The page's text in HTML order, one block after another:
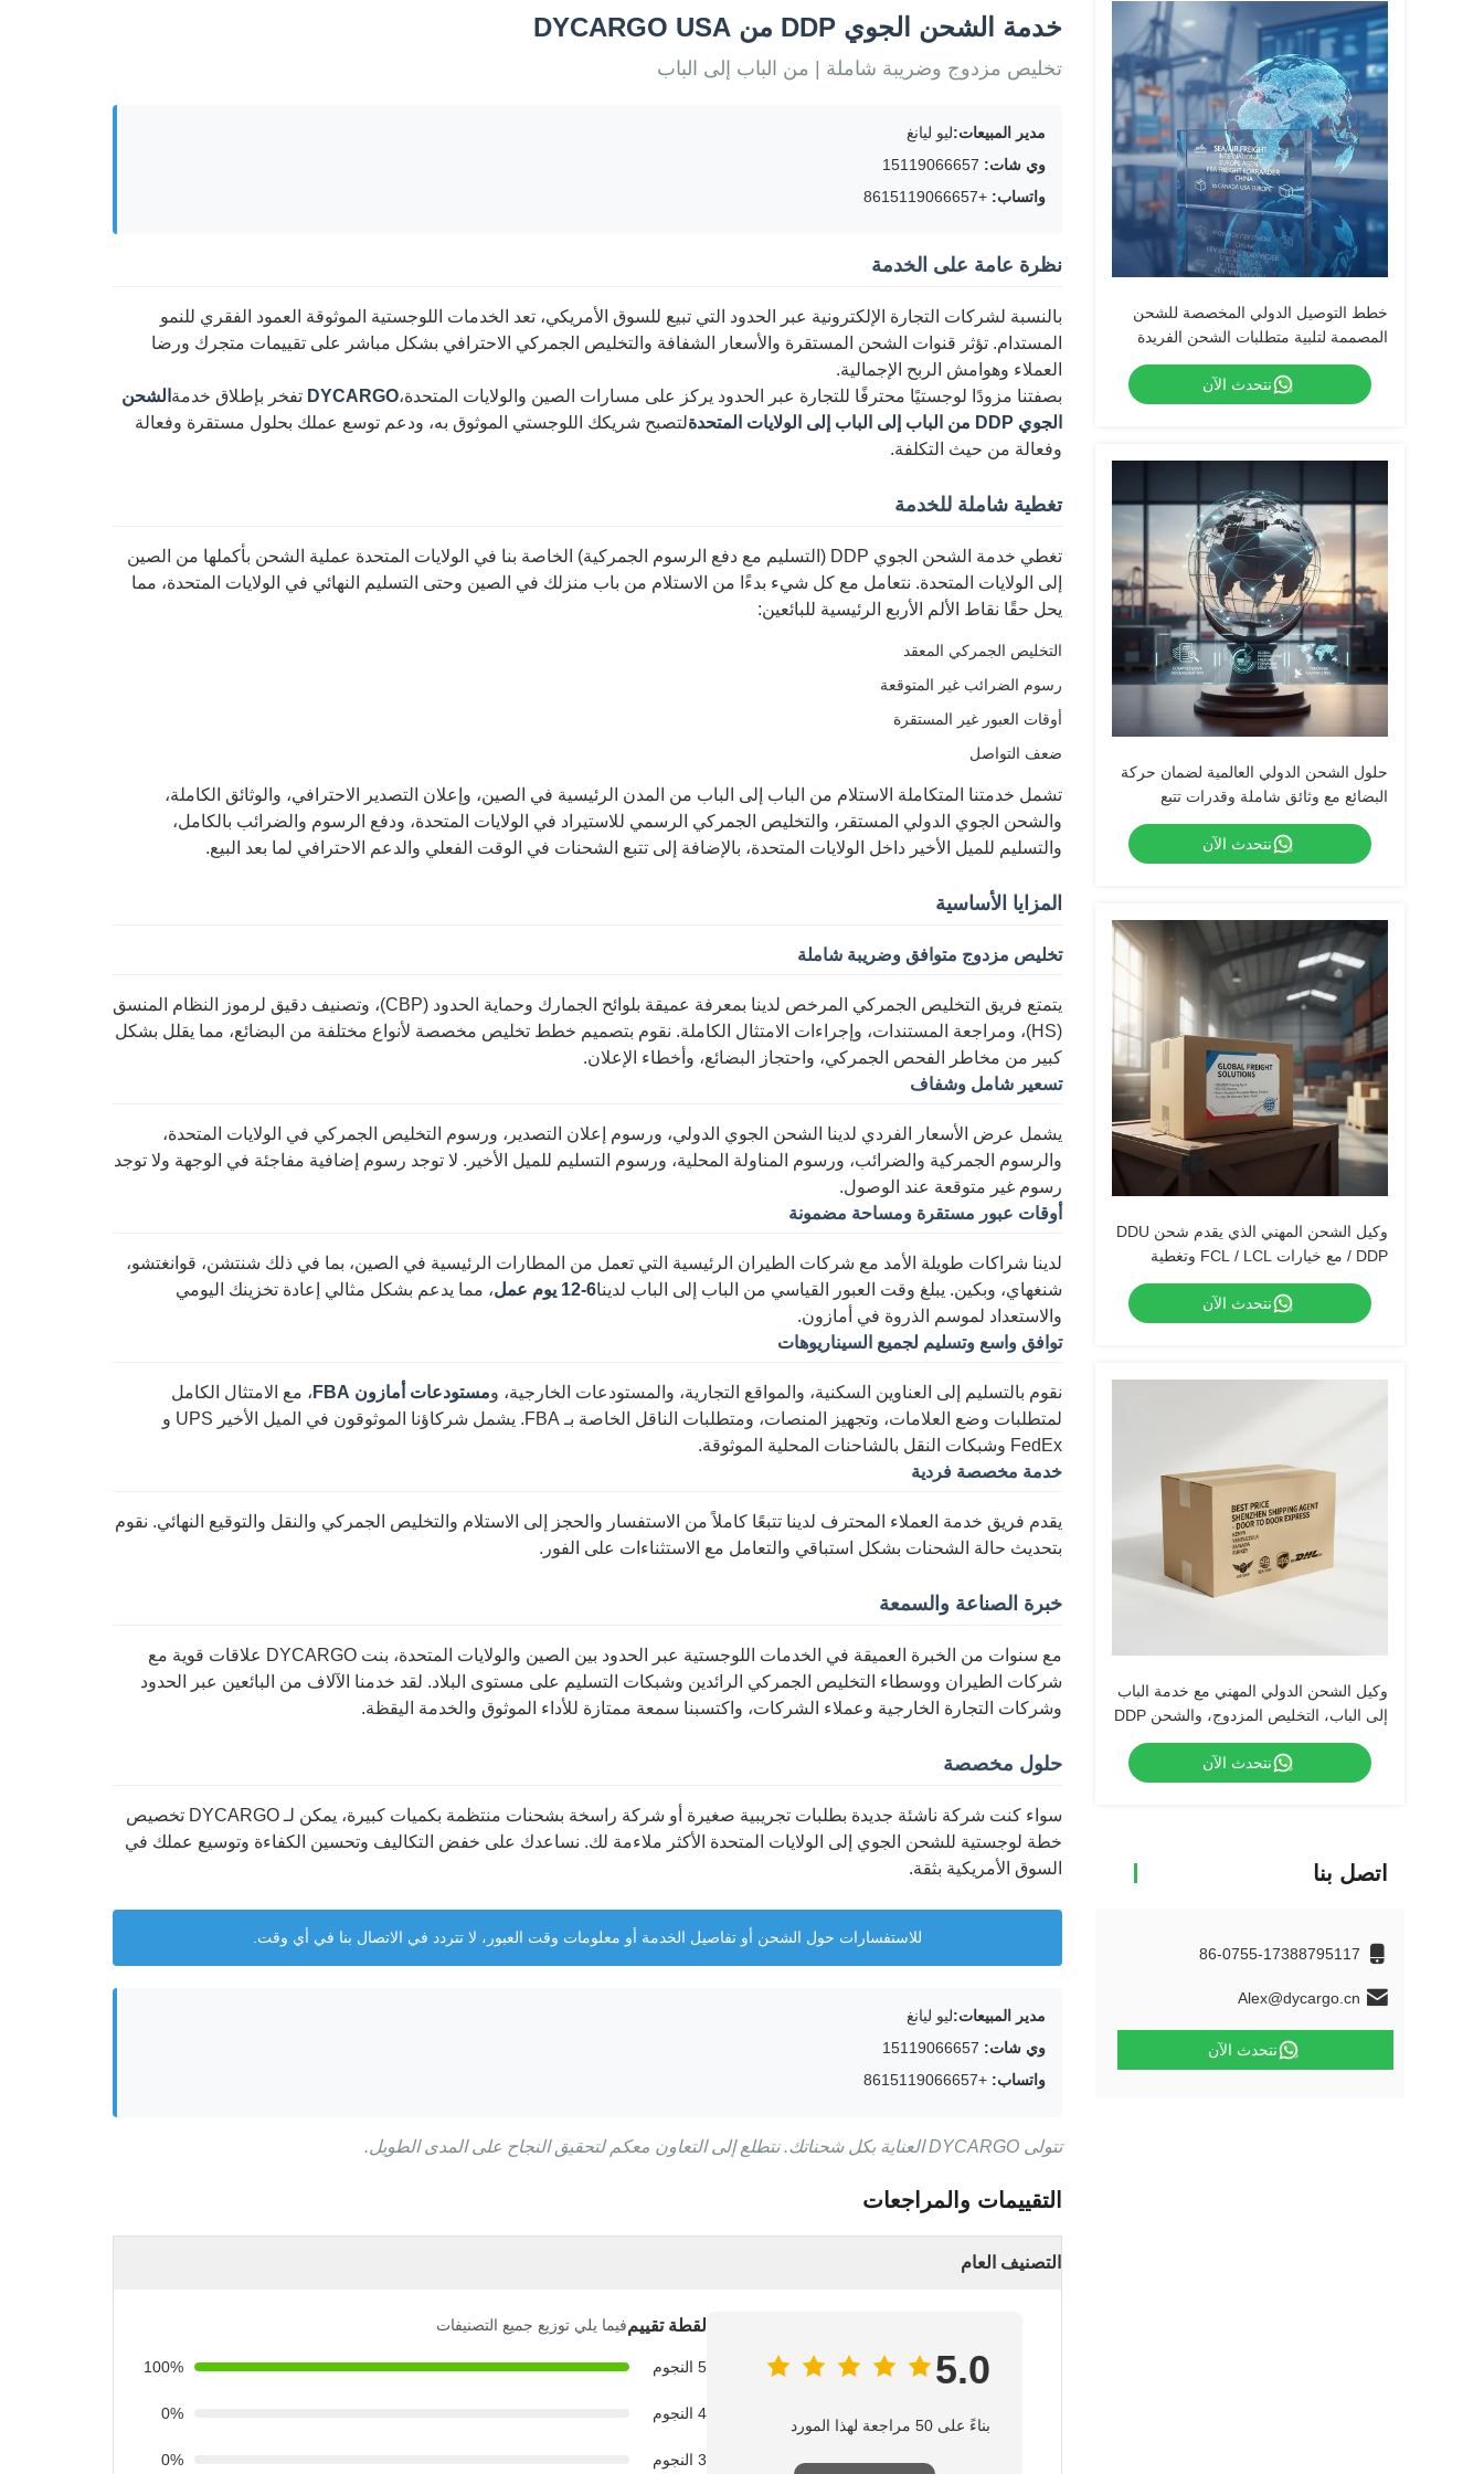
خطط التوصيل الدولي المخصصة للشحن
المصممة لتلبية متطلبات الشحن الفريدة
وتحسين تكاليف الشحن بفعالية
نتحدث الآن
حلول الشحن الدولي العالمية لضمان حركة
البضائع مع وثائق شاملة وقدرات تتبع
نتحدث الآن
وكيل الشحن المهني الذي يقدم شحن DDU
/ DDP مع خيارات FCL / LCL وتغطية
الخدمة العالمية
نتحدث الآن
وكيل الشحن الدولي المهني مع خدمة الباب
إلى الباب، التخليص المزدوج، والشحن DDP
مع الضرائب
نتحدث الآن
اتصل بنا
86-0755-17388795117
Alex@dycargo.cn
نتحدث الآن
خدمة الشحن الجوي DDP من DYCARGO USA
تخليص مزدوج وضريبة شاملة | من الباب إلى الباب
مدير المبيعات:ليو ليانغ
وي شات:
واتساب: +8615119066657
نظرة عامة على الخدمة
بالنسبة لشركات التجارة الإلكترونية عبر الحدود التي تبيع للسوق الأمريكي، تعد الخدمات اللوجستية الموثوقة العمود الفقري للنمو
المستدام. تؤثر قنوات الشحن المستقرة والأسعار الشفافة والتخليص الجمركي الاحترافي بشكل مباشر على تقييمات متجرك ورضا
العملاء وهوامش الربح الإجمالية.
بصفتنا مزودًا لوجستيًا محترفًا للتجارة عبر الحدود يركز على مسارات الصين والولايات المتحدة،DYCARGO تفخر بإطلاق خدمة الشحن
الجوي DDP من الباب إلى الباب إلى الولايات المتحدة
لتصبح شريكك اللوجستي الموثوق به، ودعم توسع عملك بحلول مستقرة وفعالة
وفعالة من حيث التكلفة.
تغطية شاملة للخدمة
تغطي خدمة الشحن الجوي DDP (التسليم مع دفع الرسوم الجمركية) الخاصة بنا في الولايات المتحدة عملية الشحن بأكملها من الصين
إلى الولايات المتحدة. نتعامل مع كل شيء بدءًا من الاستلام من باب منزلك في الصين وحتى التسليم النهائي في الولايات المتحدة، مما
يحل حقًا نقاط الألم الأربع الرئيسية للبائعين:
التخليص الجمركي المعقد
رسوم الضرائب غير المتوقعة
أوقات العبور غير المستقرة
ضعف التواصل
تشمل خدمتنا المتكاملة الاستلام من الباب إلى الباب من المدن الرئيسية في الصين، وإعلان التصدير الاحترافي، والوثائق الكاملة،
والشحن الجوي الدولي المستقر، والتخليص الجمركي الرسمي للاستيراد في الولايات المتحدة، ودفع الرسوم والضرائب بالكامل،
والتسليم للميل الأخير داخل الولايات المتحدة، بالإضافة إلى تتبع الشحنات في الوقت الفعلي والدعم الاحترافي لما بعد البيع.
المزايا الأساسية
تخليص مزدوج متوافق وضريبة شاملة
يتمتع فريق التخليص الجمركي المرخص لدينا بمعرفة عميقة بلوائح الجمارك وحماية الحدود (CBP)، وتصنيف دقيق لرموز النظام المنسق
(HS)، ومراجعة المستندات، وإجراءات الامتثال الكاملة. نقوم بتصميم خطط تخليص مخصصة لأنواع مختلفة من البضائع، مما يقلل بشكل
كبير من مخاطر الفحص الجمركي، واحتجاز البضائع، وأخطاء الإعلان.
تسعير شامل وشفاف
يشمل عرض الأسعار الفردي لدينا الشحن الجوي الدولي، ورسوم إعلان التصدير، ورسوم التخليص الجمركي في الولايات المتحدة،
والرسوم الجمركية والضرائب، ورسوم المناولة المحلية، ورسوم التسليم للميل الأخير. لا توجد رسوم إضافية مفاجئة في الوجهة ولا توجد
رسوم غير متوقعة عند الوصول.
أوقات عبور مستقرة ومساحة مضمونة
لدينا شراكات طويلة الأمد مع شركات الطيران الرئيسية التي تعمل من المطارات الرئيسية في الصين، بما في ذلك شنتشن، قوانغتشو،
شنغهاي، وبكين. يبلغ وقت العبور القياسي من الباب إلى الباب لدينا6-12 يوم عمل
، مما يدعم بشكل مثالي إعادة تخزينك اليومي
والاستعداد لموسم الذروة في أمازون.
توافق واسع وتسليم لجميع السيناريوهات
نقوم بالتسليم إلى العناوين السكنية، والمواقع التجارية، والمستودعات الخارجية، ومستودعات أمازون FBA
، مع الامتثال الكامل
لمتطلبات وضع العلامات، وتجهيز المنصات، ومتطلبات الناقل الخاصة بـ FBA. يشمل شركاؤنا الموثوقون في الميل الأخير UPS و
FedEx وشبكات النقل بالشاحنات المحلية الموثوقة.
خدمة مخصصة فردية
يقدم فريق خدمة العملاء المحترف لدينا تتبعًا كاملاً من الاستفسار والحجز إلى الاستلام والتخليص الجمركي والنقل والتوقيع النهائي. نقوم
بتحديث حالة الشحنات بشكل استباقي والتعامل مع الاستثناءات على الفور.
خبرة الصناعة والسمعة
مع سنوات من الخبرة العميقة في الخدمات اللوجستية عبر الحدود بين الصين والولايات المتحدة، بنت DYCARGO علاقات قوية مع
شركات الطيران ووسطاء التخليص الجمركي الرائدين وشبكات التسليم على مستوى البلاد. لقد خدمنا الآلاف من البائعين عبر الحدود
وشركات التجارة الخارجية وعملاء الشركات، واكتسبنا سمعة ممتازة للأداء الموثوق والخدمة اليقظة.
حلول مخصصة
سواء كنت شركة ناشئة جديدة بطلبات تجريبية صغيرة أو شركة راسخة بشحنات منتظمة بكميات كبيرة، يمكن لـ DYCARGO تخصيص
خطة لوجستية للشحن الجوي إلى الولايات المتحدة الأكثر ملاءمة لك. نساعدك على خفض التكاليف وتحسين الكفاءة وتوسيع عملك في
السوق الأمريكية بثقة.
للاستفسارات حول الشحن أو تفاصيل الخدمة أو معلومات وقت العبور، لا تتردد في الاتصال بنا في أي وقت.
مدير المبيعات:ليو ليانغ
وي شات:
واتساب: +8615119066657
تتولى DYCARGO العناية بكل شحناتك. نتطلع إلى التعاون معكم لتحقيق النجاح على المدى الطويل.
التقييمات والمراجعات
التصنيف العام
5.0
بناءً على 50 مراجعة لهذا المورد
لقطة تقييمفيما يلي توزيع جميع التصنيفات
5 النجوم 100%
4 النجوم 0%
3 النجوم 0%